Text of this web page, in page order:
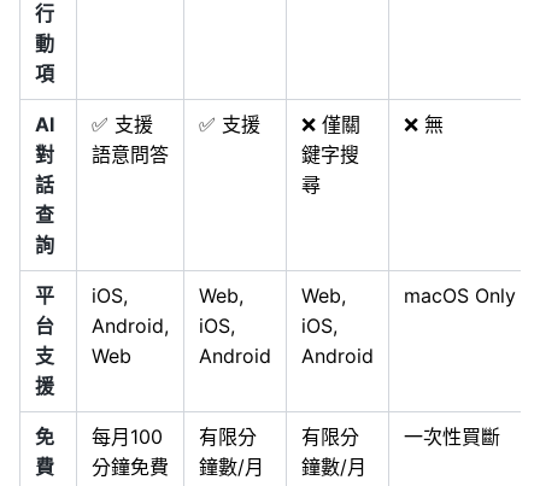
行
動
項
AI
對
話
查
詢
✅ 支援
語意問答
✅ 支援
❌ 僅關
鍵字搜
尋
❌ 無
平
台
支
援
iOS,
Android,
Web
Web,
iOS,
Android
Web,
iOS,
Android
macOS Only
免
費
每月100
分鐘免費
有限分
鐘數/月
有限分
鐘數/月
一次性買斷